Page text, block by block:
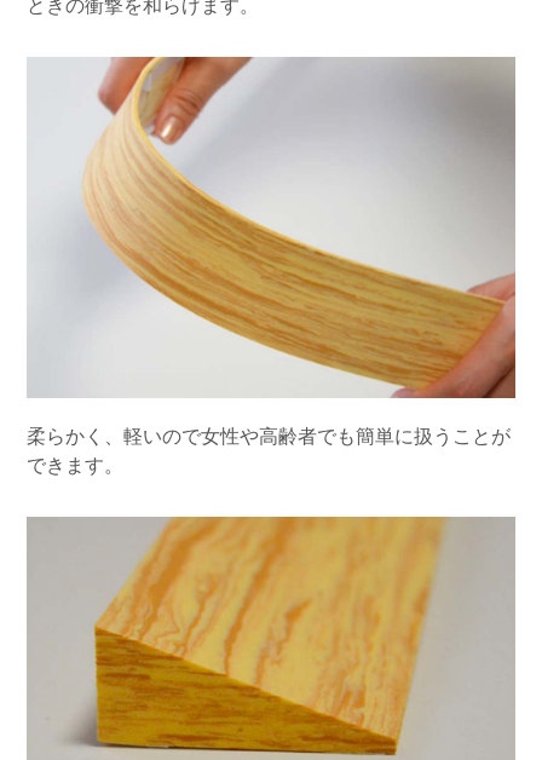
ときの衝撃を和らげます。
柔らかく、軽いので女性や高齢者でも簡単に扱うことが
できます。